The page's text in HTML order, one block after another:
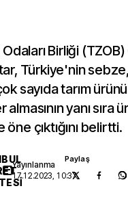
Birliği
Türkiye'nin
sayıda tarım
almasının yanı sıra
çıktığını belirtti.
Yayınlanma
17.12.2023, 10:37
Paylaş